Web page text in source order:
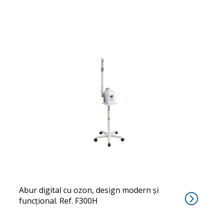
Abur digital cu ozon, design modern și
funcțional. Ref. F300H